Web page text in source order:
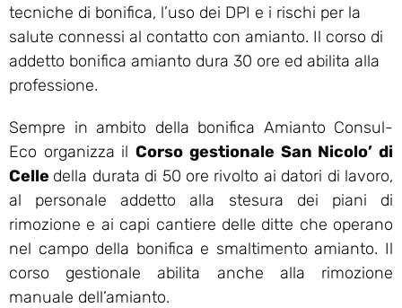
tecniche di bonifica, l’uso dei DPI e i rischi per la
salute connessi al contatto con amianto. Il corso di
addetto bonifica amianto dura 30 ore ed abilita alla
professione.
Sempre in ambito della bonifica Amianto Consul-
Eco organizza ilCorso gestionale San Nicolo’ di
Celle della durata di 50 ore rivolto ai datori di lavoro,
al personale addetto alla stesura dei piani di
rimozione e ai capi cantiere delle ditte che operano
nel campo della bonifica e smaltimento amianto. Il
corso gestionale abilita anche alla rimozione
manuale dell’amianto.